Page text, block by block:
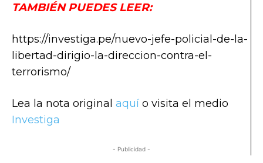
TAMBIÉN PUEDES LEER:
https://investiga.pe/nuevo-jefe-policial-de-la-
libertad-dirigio-la-direccion-contra-el-
terrorismo/
Lea la nota original aquí o visita el medio
Investiga
- Publicidad -